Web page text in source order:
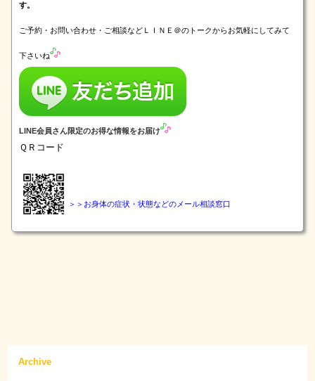
す。
ご予約・お問い合わせ・ご相談などＬＩＮＥ＠のトークからお気軽にしてみて
下さいね
LINE会員さん限定のお得な情報をお届け
ＱＲコード
＞＞お身体の症状・状態などのメール相談窓口
Archive